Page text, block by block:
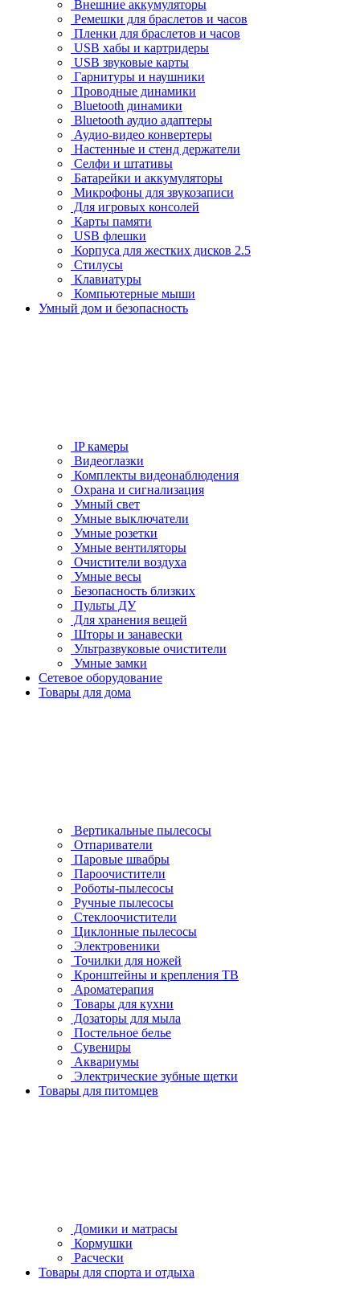
Внешние аккумуляторы
Ремешки для браслетов и часов
Пленки для браслетов и часов
USB хабы и картридеры
USB звуковые карты
Гарнитуры и наушники
Проводные динамики
Bluetooth динамики
Bluetooth аудио адаптеры
Аудио-видео конвертеры
Настенные и стенд держатели
Селфи и штативы
Батарейки и аккумуляторы
Микрофоны для звукозаписи
Для игровых консолей
Карты памяти
USB флешки
Корпуса для жестких дисков 2.5
Стилусы
Клавиатуры
Компьютерные мыши
Умный дом и безопасность
IP камеры
Видеоглазки
Комплекты видеонаблюдения
Охрана и сигнализация
Умный свет
Умные выключатели
Умные розетки
Умные вентиляторы
Очистители воздуха
Умные весы
Безопасность близких
Пульты ДУ
Для хранения вещей
Шторы и занавески
Ультразвуковые очистители
Умные замки
Сетевое оборудование
Товары для дома
Вертикальные пылесосы
Отпариватели
Паровые швабры
Пароочистители
Роботы-пылесосы
Ручные пылесосы
Стеклоочистители
Циклонные пылесосы
Электровеники
Точилки для ножей
Кронштейны и крепления ТВ
Ароматерапия
Товары для кухни
Дозаторы для мыла
Постельное белье
Сувениры
Аквариумы
Электрические зубные щетки
Товары для питомцев
Домики и матрасы
Кормушки
Расчески
Товары для спорта и отдыха